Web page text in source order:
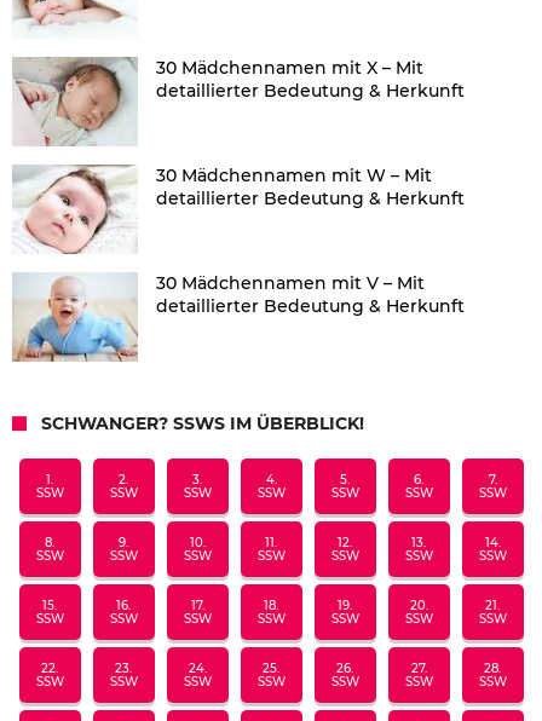
30 Mädchennamen mit X – Mit
detaillierter Bedeutung & Herkunft
30 Mädchennamen mit W – Mit
detaillierter Bedeutung & Herkunft
30 Mädchennamen mit V – Mit
detaillierter Bedeutung & Herkunft
SCHWANGER? SSWS IM ÜBERBLICK!
1.
SSW
2.
SSW
3.
SSW
4.
SSW
5.
SSW
6.
SSW
7.
SSW
8.
SSW
9.
SSW
10.
SSW
11.
SSW
12.
SSW
13.
SSW
14.
SSW
15.
SSW
16.
SSW
17.
SSW
18.
SSW
19.
SSW
20.
SSW
21.
SSW
22.
SSW
23.
SSW
24.
SSW
25.
SSW
26.
SSW
27.
SSW
28.
SSW